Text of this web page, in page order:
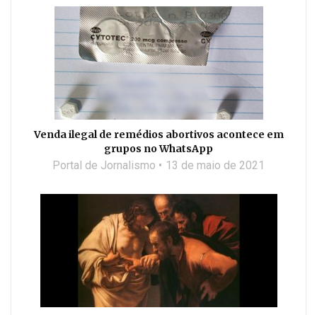
Venda ilegal de remédios abortivos acontece em
grupos no WhatsApp
Portal de Jornalismo 13 de maio de 2021